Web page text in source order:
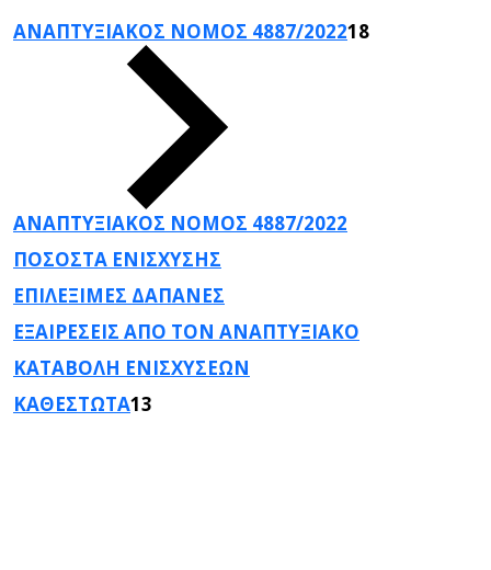
ΑΝΑΠΤΥΞΙΑΚΟΣ ΝΟΜΟΣ 4887/202218
ΑΝΑΠΤΥΞΙΑΚΟΣ ΝΟΜΟΣ 4887/2022
ΠΟΣΟΣΤΑ ΕΝΙΣΧΥΣΗΣ
ΕΠΙΛΕΞΙΜΕΣ ΔΑΠΑΝΕΣ
ΕΞΑΙΡΕΣΕΙΣ ΑΠΟ ΤΟΝ ΑΝΑΠΤΥΞΙΑΚΟ
ΚΑΤΑΒΟΛΗ ΕΝΙΣΧΥΣΕΩΝ
ΚΑΘΕΣΤΩΤΑ13